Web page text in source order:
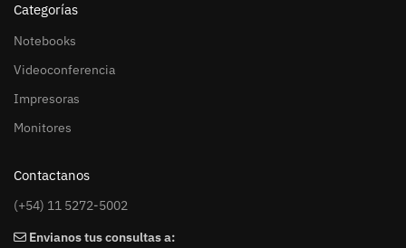
Categorías
Notebooks
Videoconferencia
Impresoras
Monitores
Contactanos
(+54) 11 5272-5002
Envianos tus consultas a: